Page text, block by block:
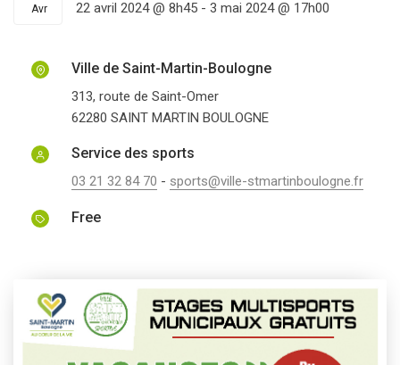
Avr 22 avril 2024 @ 8h45 - 3 mai 2024 @ 17h00
Ville de Saint-Martin-Boulogne
313, route de Saint-Omer
62280 SAINT MARTIN BOULOGNE
Service des sports
03 21 32 84 70 - sports@ville-stmartinboulogne.fr
Free